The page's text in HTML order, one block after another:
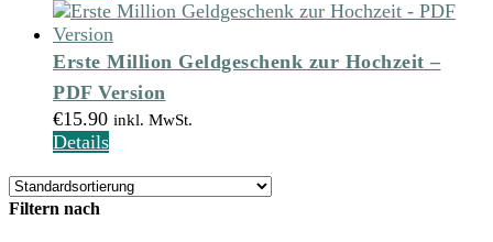
Erste Million Geldgeschenk zur Hochzeit –
PDF Version
€15.90 inkl. MwSt.
Details
Filtern nach